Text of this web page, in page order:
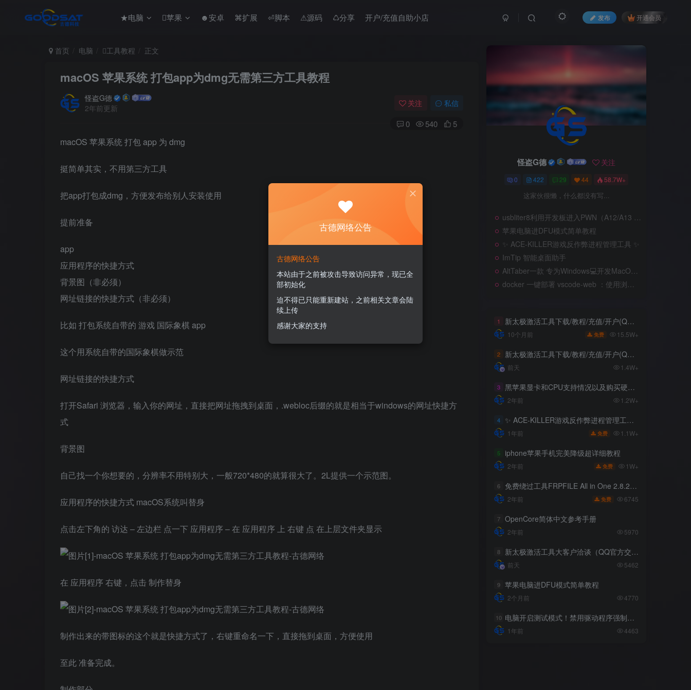
★电脑 苹果 ☻安卓 ⌘扩展 ⏎脚本 ⚠︎源码 ♺分享 开户/充值自助小店 发布 开通会员
首页 电脑 工具教程 正文
macOS 苹果系统 打包app为dmg无需第三方工具教程
怪盗G德
2年前更新
关注 私信
0 540 5
macOS 苹果系统 打包 app 为 dmg
挺简单其实，不用第三方工具
把app打包成dmg，方便发布给别人安装使用
提前准备
app
应用程序的快捷方式
背景图（非必须）
网址链接的快捷方式（非必须）
比如 打包系统自带的 游戏 国际象棋 app
这个用系统自带的国际象棋做示范
网址链接的快捷方式
打开Safari 浏览器，输入你的网址，直接把网址拖拽到桌面，.webloc后缀的就是相当于windows的网址快捷方
式
背景图
自己找一个你想要的，分辨率不用特别大，一般720*480的就算很大了。2L提供一个示范图。
应用程序的快捷方式 macOS系统叫替身
点击左下角的 访达 – 左边栏 点一下 应用程序 – 在 应用程序 上 右键 点 在上层文件夹显示
在 应用程序 右键，点击 制作替身
制作出来的带图标的这个就是快捷方式了，右键重命名一下，直接拖到桌面，方便使用
至此 准备完成。
怪盗G德 关注
0 422 29 44 58.7W+
这家伙很懒，什么都没有写...
usbliter8利用开发板进入PWN（A12/A13 SecureROM 漏洞利用）
苹果电脑进DFU模式简单教程
✨ ACE-KILLER游戏反作弊进程管理工具 ✨
ImTip 智能桌面助手
AltTaber一款 专为Windows💻️开发MacOS 风格的窗口/应用切换器
docker 一键部署 vscode-web ：使用浏览器远程开发
1 新太极激活工具下载/教程/充值/开户(QQ交流群号749113977)
10个月前 免费 15.5W+
2 新太极激活工具下载/教程/充值/开户(QQ交流群号:523943346)
前天 1.4W+
3 黑苹果显卡和CPU支持情况以及购买硬件防踩坑指南
2年前 1.2W+
4 ✨ ACE-KILLER游戏反作弊进程管理工具 ✨
1年前 免费 1.1W+
5 iphone苹果手机完美降级超详细教程
2年前 免费 1W+
6 免费绕过工具FRPFILE All in One 2.8.2，支持iOS 12.5.3~14.8
2年前 免费 6745
7 OpenCore简体中文参考手册
2年前 5970
8 新太极激活工具大客户洽谈（QQ官方交流群：523943346）
前天 5462
9 苹果电脑进DFU模式简单教程
2个月前 4770
10 电脑开启测试模式！禁用驱动程序强制签名！（大概操作方法）
1年前 4463
怪盗G德 关注
0 422 29 44 58.7W+
这家伙很懒，什么都没有写...
usbliter8利用开发板进入PWN（A12/A13 SecureROM 漏洞利用）
苹果电脑进DFU模式简单教程
✨ ACE-KILLER游戏反作弊进程管理工具 ✨
ImTip 智能桌面助手
AltTaber一款 专为Windows💻️开发MacOS 风格的窗口/应用切换器
docker 一键部署 vscode-web ：使用浏览器远程开发
1 新太极激活工具下载/教程/充值/开户(QQ交流群号749113977)
10个月前 免费 15.5W+
2 新太极激活工具下载/教程/充值/开户(QQ交流群号:523943346)
前天 1.4W+
3 黑苹果显卡和CPU支持情况以及购买硬件防踩坑指南
2年前 1.2W+
4 ✨ ACE-KILLER游戏反作弊进程管理工具 ✨
1年前 免费 1.1W+
5 iphone苹果手机完美降级超详细教程
2年前 免费 1W+
6 免费绕过工具FRPFILE All in One 2.8.2，支持iOS 12.5.3~14.8
2年前 免费 6745
7 OpenCore简体中文参考手册
2年前 5970
8 新太极激活工具大客户洽谈（QQ官方交流群：523943346）
前天 5462
9 苹果电脑进DFU模式简单教程
2个月前 4770
10 电脑开启测试模式！禁用驱动程序强制签名！（大概操作方法）
1年前 4463
古德网络公告
古德网络公告
本站由于之前被攻击导致访问异常，现已全
部初始化
迫不得已只能重新建站，之前相关文章会陆
续上传
感谢大家的支持